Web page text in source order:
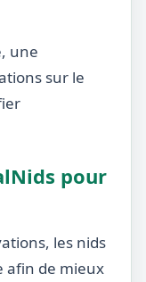
une
sur le
pour
les nids
afin de mieux